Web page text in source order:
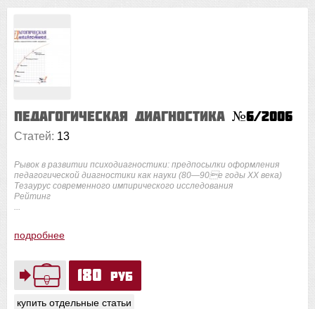
180 руб
купить отдельные статьи
Педагогическая диагностика №6/2006
Статей: 13
Рывок в развитии психодиагностики: предпосылки оформления
педагогической диагностики как науки (80—90е годы ХХ века)
Тезаурус современного импирического исследования
Рейтинг
подробнее